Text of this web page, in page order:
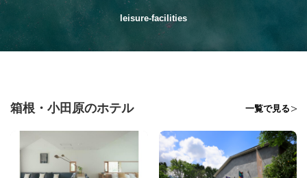
leisure-facilities
箱根・小田原のホテル 一覧で見る